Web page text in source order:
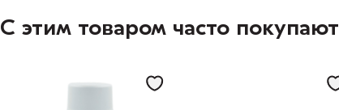
С этим товаром часто покупают